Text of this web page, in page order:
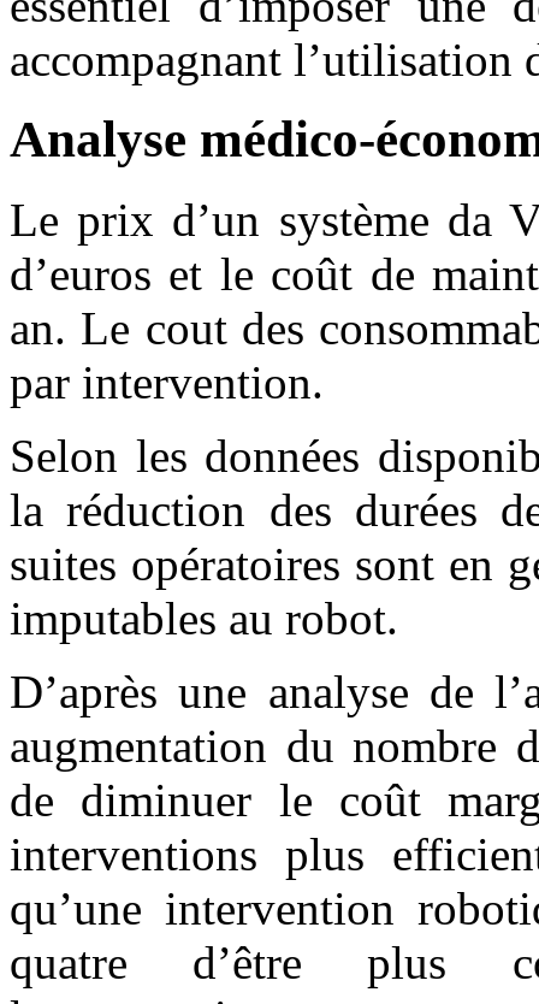
accompagnant l’utilisation
Analyse médico-
Le prix d’un système da
d’euros et le coût de
an. Le cout des
par intervention.
Selon les données
la réduction des durées
suites opératoires sont en
imputables au robot.
D’après une analyse de
augmentation du nombre
de diminuer le coût
interventions plus
qu’une intervention
quatre d’être plus